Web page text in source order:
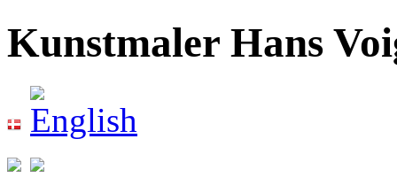
Kunstmaler Hans